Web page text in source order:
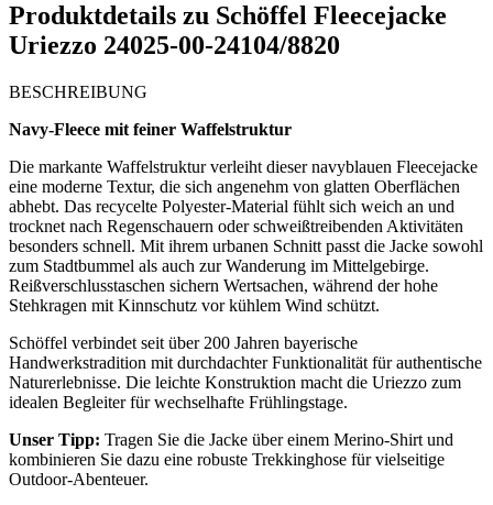
Produktdetails zu Schöffel Fleecejacke
Uriezzo 24025-00-24104/8820
BESCHREIBUNG
Navy-Fleece mit feiner Waffelstruktur
Die markante Waffelstruktur verleiht dieser navyblauen Fleecejacke
eine moderne Textur, die sich angenehm von glatten Oberflächen
abhebt. Das recycelte Polyester-Material fühlt sich weich an und
trocknet nach Regenschauern oder schweißtreibenden Aktivitäten
besonders schnell. Mit ihrem urbanen Schnitt passt die Jacke sowohl
zum Stadtbummel als auch zur Wanderung im Mittelgebirge.
Reißverschlusstaschen sichern Wertsachen, während der hohe
Stehkragen mit Kinnschutz vor kühlem Wind schützt.
Schöffel verbindet seit über 200 Jahren bayerische
Handwerkstradition mit durchdachter Funktionalität für authentische
Naturerlebnisse. Die leichte Konstruktion macht die Uriezzo zum
idealen Begleiter für wechselhafte Frühlingstage.
Unser Tipp: Tragen Sie die Jacke über einem Merino-Shirt und
kombinieren Sie dazu eine robuste Trekkinghose für vielseitige
Outdoor-Abenteuer.